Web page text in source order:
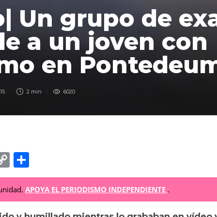
Un grupo de
a un joven con
en
2 min 6020
C
o
p
y
o
m
p
APOYA EL PERIODISMO INDEPENDIENTE .